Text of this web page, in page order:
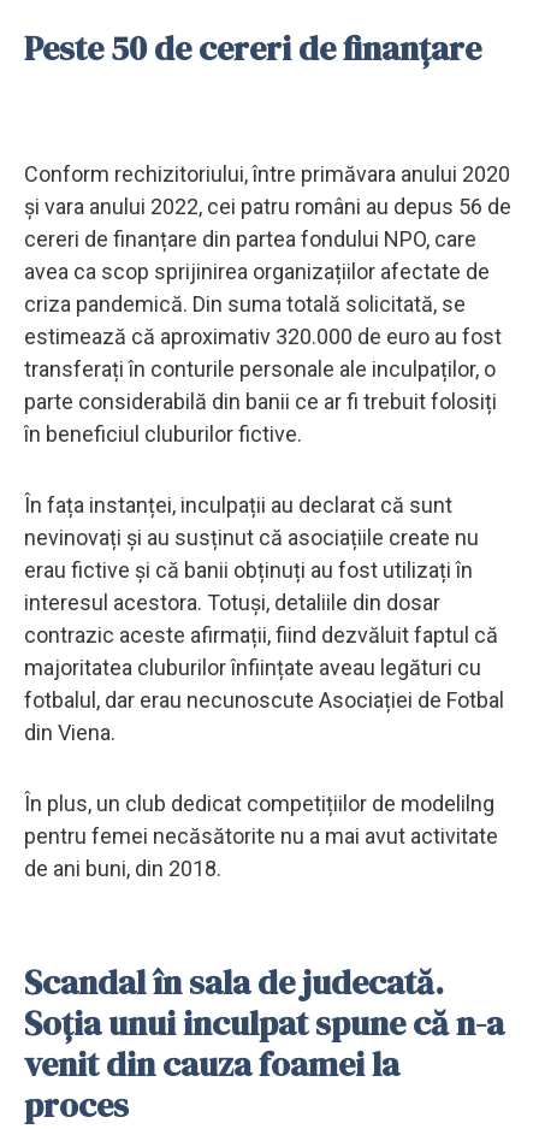
Peste 50 de cereri de finanțare
Conform rechizitoriului, între primăvara anului 2020
și vara anului 2022, cei patru români au depus 56 de
cereri de finanțare din partea fondului NPO, care
avea ca scop sprijinirea organizațiilor afectate de
criza pandemică. Din suma totală solicitată, se
estimează că aproximativ 320.000 de euro au fost
transferați în conturile personale ale inculpaților, o
parte considerabilă din banii ce ar fi trebuit folosiți
în beneficiul cluburilor fictive.
În fața instanței, inculpații au declarat că sunt
nevinovați și au susținut că asociațiile create nu
erau fictive și că banii obținuți au fost utilizați în
interesul acestora. Totuși, detaliile din dosar
contrazic aceste afirmații, fiind dezvăluit faptul că
majoritatea cluburilor înființate aveau legături cu
fotbalul, dar erau necunoscute Asociației de Fotbal
din Viena.
În plus, un club dedicat competițiilor de modelilng
pentru femei necăsătorite nu a mai avut activitate
de ani buni, din 2018.
Scandal în sala de judecată.
Soția unui inculpat spune că n-a
venit din cauza foamei la
proces